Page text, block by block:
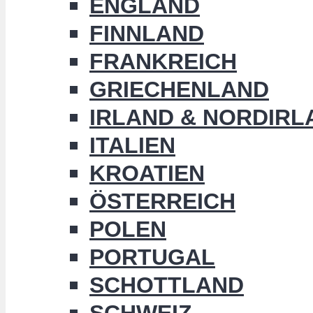
ENGLAND
FINNLAND
FRANKREICH
GRIECHENLAND
IRLAND &
ITALIEN
KROATIEN
ÖSTERREICH
POLEN
PORTUGAL
SCHOTTLAND